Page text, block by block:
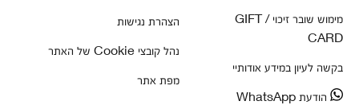
מימוש שובר זיכוי / GIFT
CARD
בקשה לעיון במידע אודותיי
הודעת WhatsApp
הצהרת נגישות
נהל קובצי Cookie של האתר
מפת אתר